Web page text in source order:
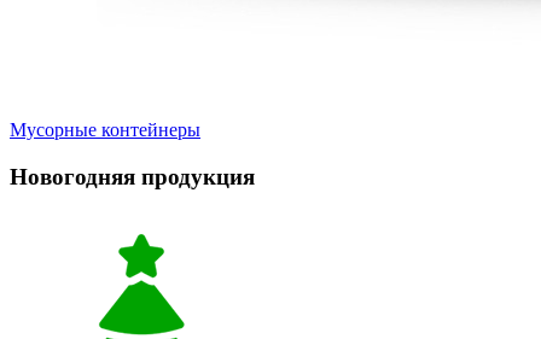
Мусорные контейнеры
Новогодняя продукция